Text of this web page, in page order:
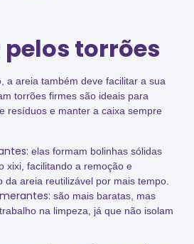
torrões
a areia também deve facilitar a sua
torrões firmes são ideais para
resíduos e manter a caixa sempre
elas formam bolinhas sólidas
xixi, facilitando a remoção e
da areia reutilizável por mais tempo.
são mais baratas, mas
na limpeza, já que não isolam